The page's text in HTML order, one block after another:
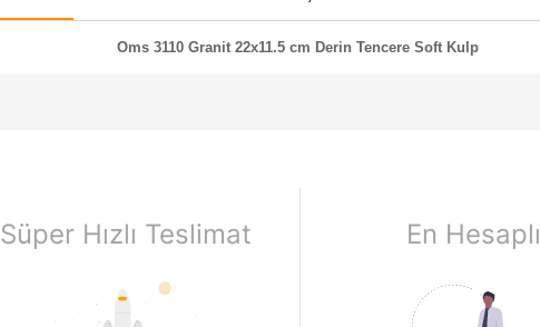
Oms 3110 Granit 22x11.5 cm Derin Tencere Soft Kulp
Süper Hızlı Teslimat En Hesaplı